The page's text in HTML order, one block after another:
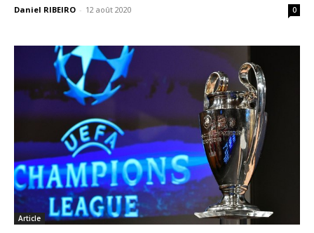
Daniel RIBEIRO - 12 août 2020 0
Article